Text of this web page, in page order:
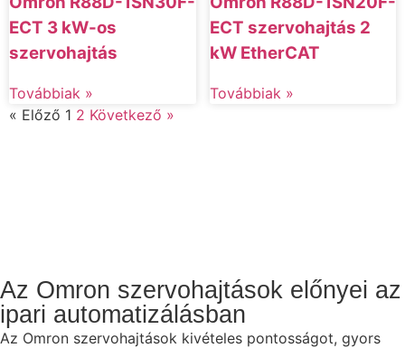
ECT 3 kW-os
szervohajtás
Továbbiak »
ECT szervohajtás 2
kW EtherCAT
Továbbiak »
« Előző 1 2 Következő »
Az Omron szervohajtások előnyei az
ipari automatizálásban
Az Omron szervohajtások kivételes pontosságot, gyors